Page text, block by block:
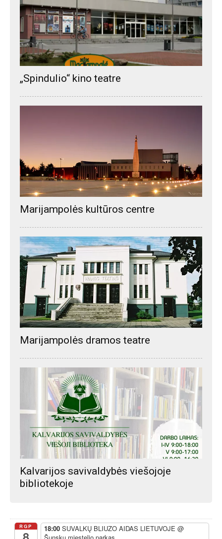
„Spindulio“ kino teatre
Marijampolės kultūros centre
Marijampolės dramos teatre
Kalvarijos savivaldybės viešojoje
bibliotekoje
RGP 18:00 SUVALKŲ BLIUZO AIDAS LIETUVOJE @